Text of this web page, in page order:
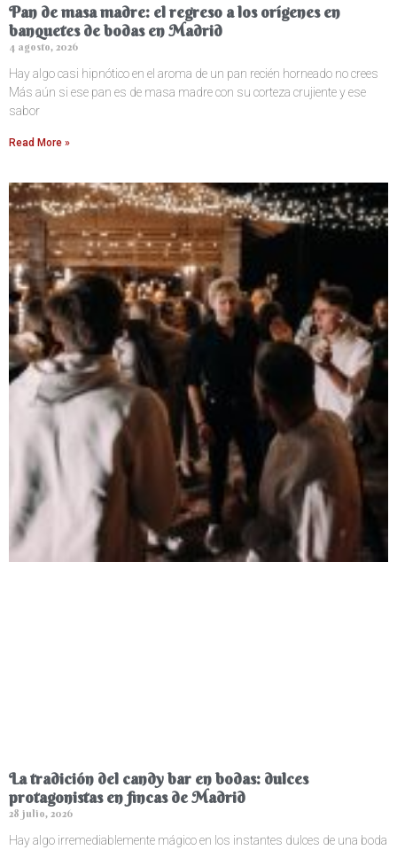
Pan de masa madre: el regreso a los orígenes en
banquetes de bodas en Madrid
4 agosto, 2026
Hay algo casi hipnótico en el aroma de un pan recién horneado no crees
Más aún si ese pan es de masa madre con su corteza crujiente y ese
sabor
Read More »
La tradición del candy bar en bodas: dulces
protagonistas en fincas de Madrid
28 julio, 2026
Hay algo irremediablemente mágico en los instantes dulces de una boda